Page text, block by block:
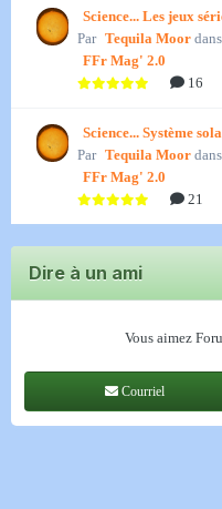
Science... Les jeux
Par Tequila Moor dans
FFr Mag' 2.0
16
Science... Système
Par Tequila Moor dans
FFr Mag' 2.0
21
Dire à un ami
Vous aimez
Courriel